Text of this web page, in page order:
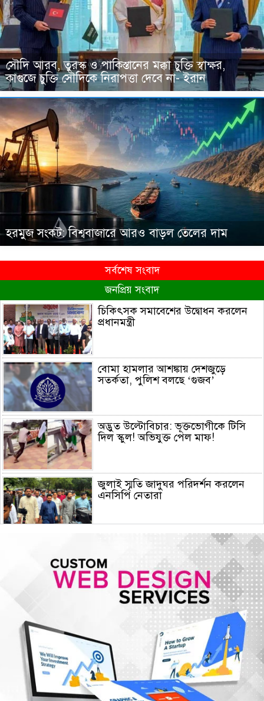
সৌদি আরব, তুরস্ক ও পাকিস্তানের মক্কা চুক্তি স্বাক্ষর,
কাগুজে চুক্তি সৌদিকে নিরাপত্তা দেবে না- ইরান
হরমুজ সংকট: বিশ্ববাজারে আরও বাড়ল তেলের দাম
সর্বশেষ সংবাদ
জনপ্রিয় সংবাদ
চিকিৎসক সমাবেশের উদ্বোধন করলেন
প্রধানমন্ত্রী
বোমা হামলার আশঙ্কায় দেশজুড়ে
সতর্কতা, পুলিশ বলছে ‘গুজব’
অদ্ভুত উল্টোবিচার: ভূক্তভোগীকে টিসি
দিল স্কুল! অভিযুক্ত পেল মাফ!
জুলাই স্মৃতি জাদুঘর পরিদর্শন করলেন
এনসিপি নেতারা
সৌদি আরব, তুরস্ক ও পাকিস্তানের মক্কা
চুক্তি স্বাক্ষর, কাগুজে চুক্তি সৌদিকে
নিরাপত্তা দেবে না- ইরান
হরমুজ সংকট: বিশ্ববাজারে আরও বাড়ল
মুক্তিযুদ্ধ কোনো রাজনৈতিক দলের যুদ্ধ
ছিল না : ভারপ্রাপ্ত রাষ্ট্রপতি